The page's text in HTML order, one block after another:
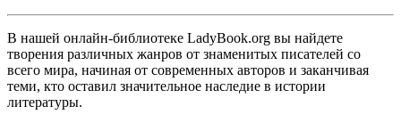
В нашей онлайн-библиотеке LadyBook.org вы найдете
творения различных жанров от знаменитых писателей со
всего мира, начиная от современных авторов и заканчивая
теми, кто оставил значительное наследие в истории
литературы.